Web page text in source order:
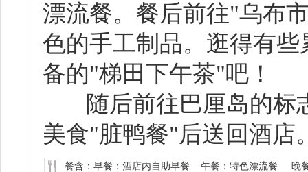
漂流餐。餐后前往"乌布
色的手工制品。逛得有
备的"梯田下午茶"吧！
随后前往巴厘岛的标
美食"脏鸭餐"后送回酒店
餐含：早餐：酒店内自助早餐 午餐：特色漂流餐 晚